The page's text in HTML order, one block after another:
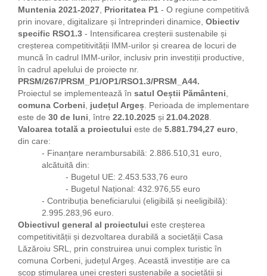
Muntenia 2021-2027, Prioritatea P1 - O regiune competitivă
prin inovare, digitalizare și întreprinderi dinamice, Obiectiv
specific RSO1.3 - Intensificarea creșterii sustenabile și
creșterea competitivității IMM-urilor și crearea de locuri de
muncă în cadrul IMM-urilor, inclusiv prin investiții productive,
în cadrul apelului de proiecte nr.
PRSM/267/PRSM_P1/OP1/RSO1.3/PRSM_A44.
Proiectul se implementează în satul Oeștii Pământeni,
comuna Corbeni, județul Argeș. Perioada de implementare
este de 30 de luni, între 22.10.2025 și 21.04.2028.
Valoarea totală a proiectului este de 5.881.794,27 euro,
din care:
- Finanțare nerambursabilă: 2.886.510,31 euro,
alcătuită din:
- Bugetul UE: 2.453.533,76 euro
- Bugetul Național: 432.976,55 euro
- Contribuția beneficiarului (eligibilă și neeligibilă):
2.995.283,96 euro.
Obiectivul general al proiectului este creșterea
competitivității și dezvoltarea durabilă a societății Casa
Lăzăroiu SRL, prin construirea unui complex turistic în
comuna Corbeni, județul Argeș. Această investiție are ca
scop stimularea unei creșteri sustenabile a societății și